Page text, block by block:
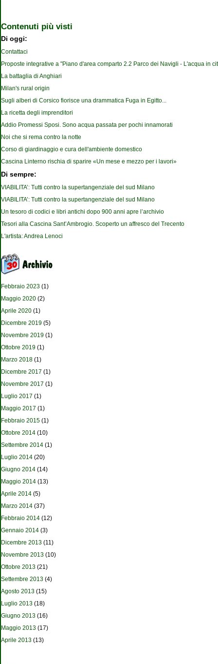
Contenuti più visti
Di oggi:
Contattaci
Proposte integrative a "Piano d'area comparto 2.2 Parco dei Navigli - L'acqua in
La battaglia di Anghiari
Milan's rural origin
Sugli alberi di Corsico fiorisce una drammatica Fuga in Egitto...
La ricetta degli imprenditori
Addio Promessi Sposi. Sono acqua passata per pochi innamorati
Noi che si rema contro la notte
Corso di giardinaggio e cura dell'ambiente domestico
Cascina Linterno rischia di sparire «Un mese e mezzo per i lavori»
Di sempre:
VIABILITA’: Tutti contro la supertangenziale del sud Milano
VIABILITA’: Tutti contro la supertangenziale del sud Milano
Un tesoro di codici e libri antichi dopo 900 anni apre l’archivio
Tesori alla Cascina Sant’Ambrogio. Scoperto un affresco del Trecento
L'artista: Andrea Lenoci
Febbraio 2023 (1)
Maggio 2020 (2)
Aprile 2020 (1)
Dicembre 2019 (5)
Novembre 2019 (1)
Ottobre 2019 (1)
Marzo 2018 (1)
Dicembre 2017 (1)
Novembre 2017 (1)
Luglio 2017 (1)
Maggio 2017 (1)
Febbraio 2015 (1)
Ottobre 2014 (10)
Settembre 2014 (1)
Luglio 2014 (20)
Giugno 2014 (14)
Maggio 2014 (13)
Aprile 2014 (5)
Marzo 2014 (37)
Febbraio 2014 (12)
Gennaio 2014 (3)
Dicembre 2013 (11)
Novembre 2013 (10)
Ottobre 2013 (21)
Settembre 2013 (4)
Agosto 2013 (15)
Luglio 2013 (18)
Giugno 2013 (16)
Maggio 2013 (17)
Aprile 2013 (13)